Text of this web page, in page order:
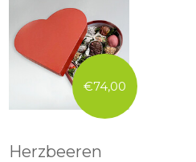
€74,00
Herzbeeren